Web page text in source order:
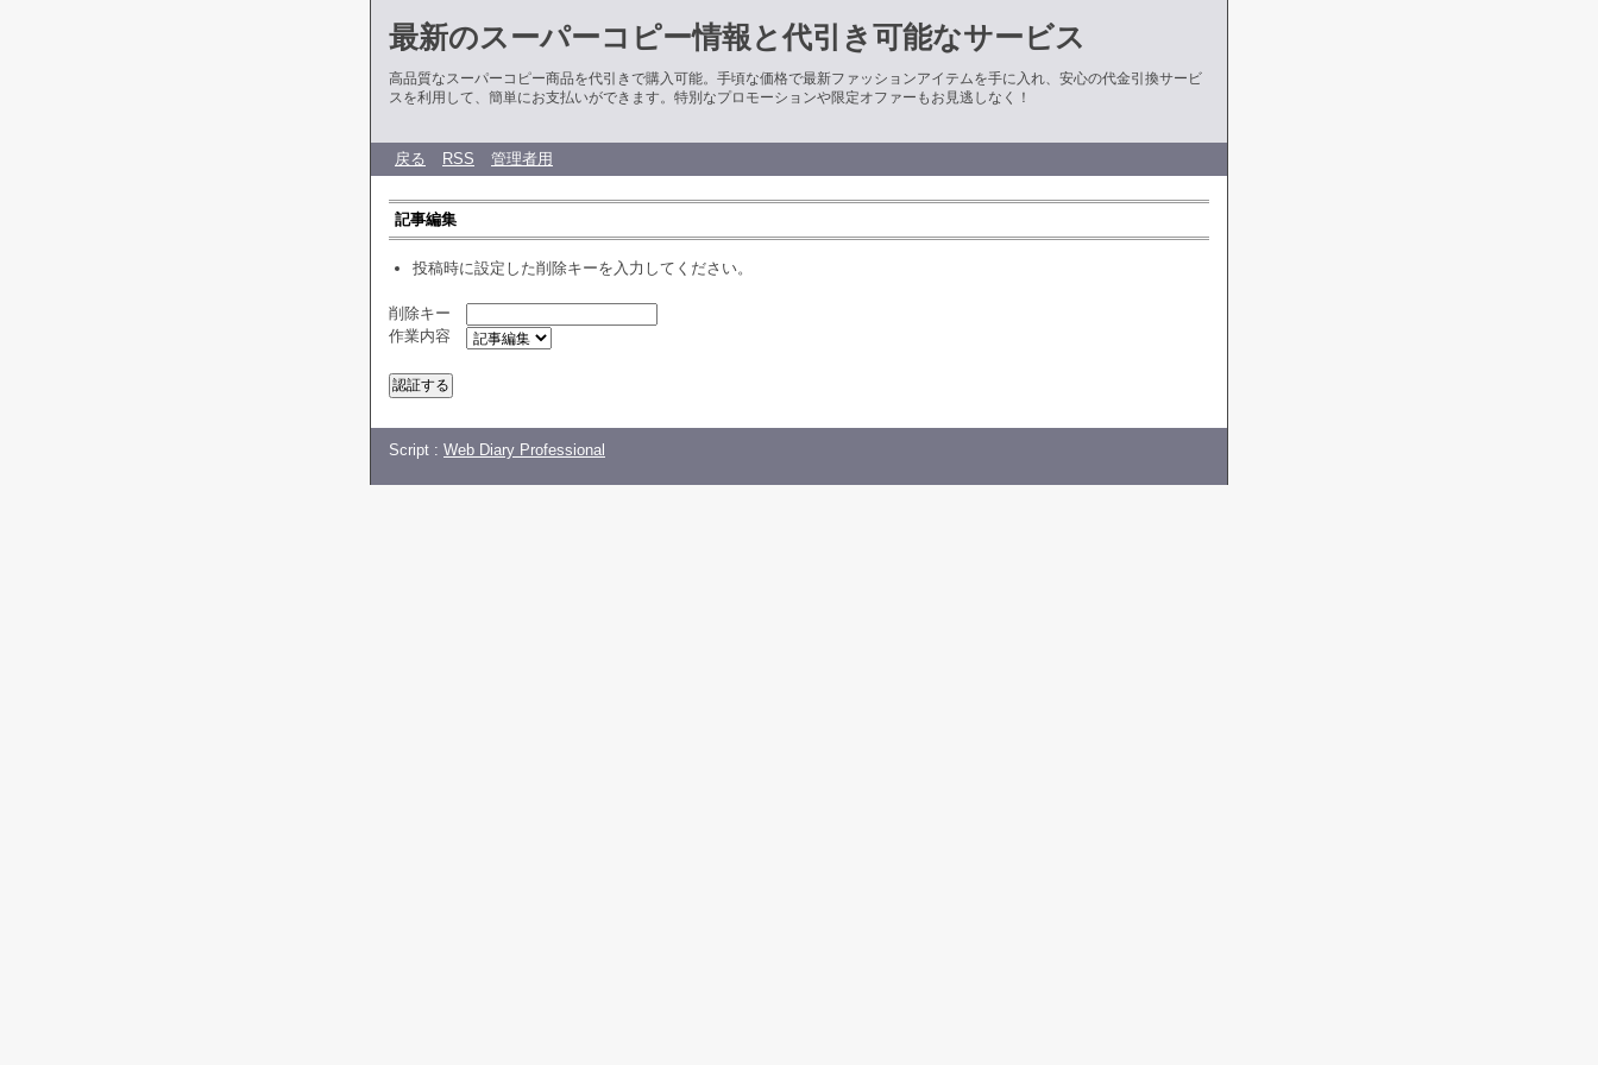
最新のスーパーコピー情報と代引き可能なサービス
高品質なスーパーコピー商品を代引きで購入可能。手頃な価格で最新ファッションアイテムを手に入れ、安心の代金引換サービ
スを利用して、簡単にお支払いができます。特別なプロモーションや限定オファーもお見逃しなく！
戻る RSS 管理者用
記事編集
投稿時に設定した削除キーを入力してください。
削除キー
作業内容
Script : Web Diary Professional